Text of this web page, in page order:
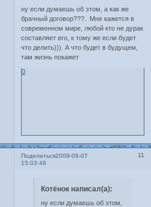
ну если думаешь об этом, а как же
брачный договор???. Мне кажется в
современном мире, любой кто не дурак
составляет его, к тому же если будет
что делить))). А что будет в будущем,
там жизнь покажет
0
Поделиться 11
2009-09-07
15:03:46
Котёнок написал(а):
ну если думаешь об этом,